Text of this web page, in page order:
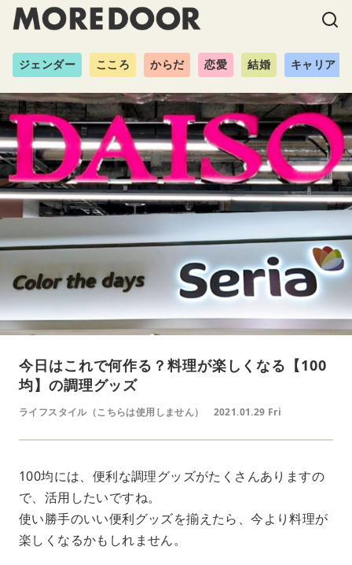
ジェンダー こころ からだ 恋愛 結婚 キャリア
今日はこれで何作る？料理が楽しくなる【100
均】の調理グッズ
ライフスタイル（こちらは使用しません） 2021.01.29 Fri
100均には、便利な調理グッズがたくさんありますの
で、活用したいですね。
使い勝手のいい便利グッズを揃えたら、今より料理が
楽しくなるかもしれません。